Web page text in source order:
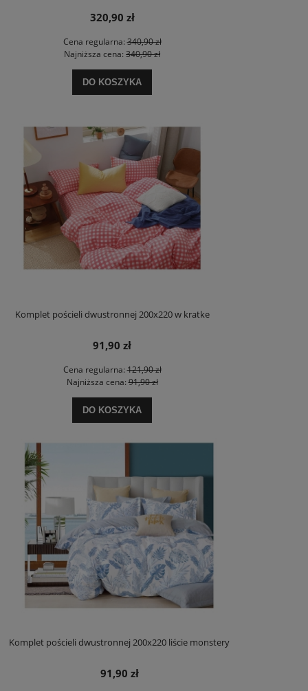
320,90 zł
Cena regularna:340,90 zł
Najniższa cena: 340,90 zł
DO KOSZYKA
Komplet pościeli dwustronnej 200x220 w kratke
91,90 zł
Cena regularna:121,90 zł
Najniższa cena:91,90 zł
DO KOSZYKA
Komplet pościeli dwustronnej 200x220 liście monstery
91,90 zł